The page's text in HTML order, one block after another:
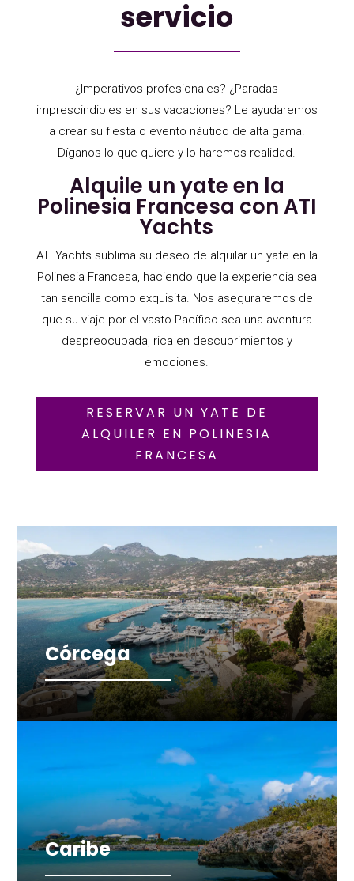
servicio
¿Imperativos profesionales? ¿Paradas
imprescindibles en sus vacaciones? Le ayudaremos
a crear su fiesta o evento náutico de alta gama.
Díganos lo que quiere y lo haremos realidad.
Alquile un yate en la
Polinesia Francesa con ATI
Yachts
ATI Yachts sublima su deseo de alquilar un yate en la
Polinesia Francesa, haciendo que la experiencia sea
tan sencilla como exquisita. Nos aseguraremos de
que su viaje por el vasto Pacífico sea una aventura
despreocupada, rica en descubrimientos y
emociones.
RESERVAR UN YATE DE
ALQUILER EN POLINESIA
FRANCESA
Córcega
Caribe